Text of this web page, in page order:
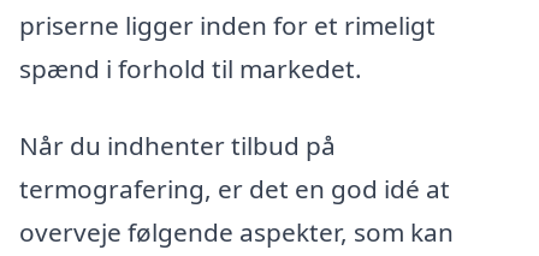
priserne ligger inden for et rimeligt
spænd i forhold til markedet.
Når du indhenter tilbud på
termografering, er det en god idé at
overveje følgende aspekter, som kan